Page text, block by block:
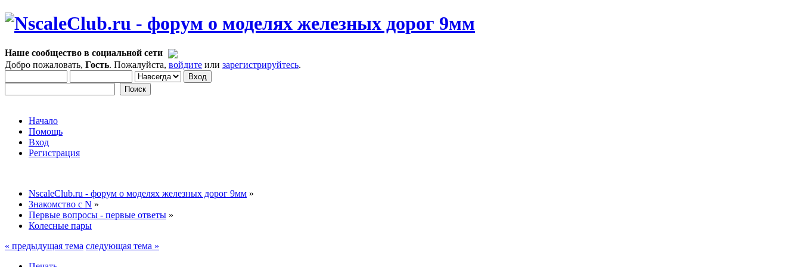
Наше сообщество в социальной сети
Добро пожаловать, Гость. Пожалуйста, войдите или зарегистрируйтесь.
Начало
Помощь
Вход
Регистрация
NscaleClub.ru - форум о моделях железных дорог 9мм »
Знакомство с N »
Первые вопросы - первые ответы »
Колесные пары
« предыдущая тема следующая тема »